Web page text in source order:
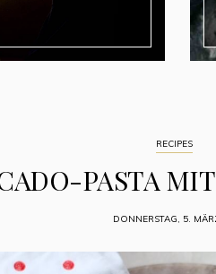
RECIPES
PASTA
DONNERSTAG, 5.